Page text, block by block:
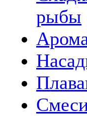
рыбы